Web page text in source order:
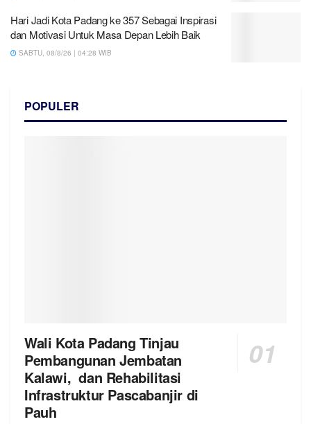
Hari Jadi Kota Padang ke 357 Sebagai Inspirasi
dan Motivasi Untuk Masa Depan Lebih Baik
SABTU, 08/8/26 | 04:28 WIB
POPULER
Wali Kota Padang Tinjau
Pembangunan Jembatan
Kalawi, dan Rehabilitasi
Infrastruktur Pascabanjir di
Pauh